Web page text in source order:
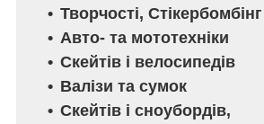
Творчості, Стікербомбінг
Авто- та мототехніки
Скейтів і велосипедів
Валізи та сумок
Скейтів і сноубордів,